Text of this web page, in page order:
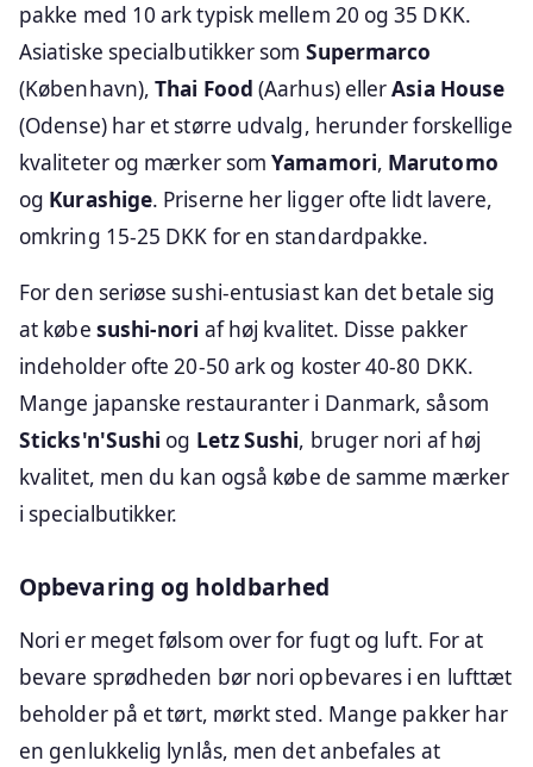
pakke med 10 ark typisk mellem 20 og 35 DKK.
Asiatiske specialbutikker som Supermarco
(København),Thai Food (Aarhus) ellerAsia House
(Odense) har et større udvalg, herunder forskellige
kvaliteter og mærker somYamamori, Marutomo
og Kurashige. Priserne her ligger ofte lidt lavere,
omkring 15-25 DKK for en standardpakke.
For den seriøse sushi-entusiast kan det betale sig
at købe sushi-nori af høj kvalitet. Disse pakker
indeholder ofte 20-50 ark og koster 40-80 DKK.
Mange japanske restauranter i Danmark, såsom
Sticks'n'Sushi og Letz Sushi, bruger nori af høj
kvalitet, men du kan også købe de samme mærker
i specialbutikker.
Opbevaring og holdbarhed
Nori er meget følsom over for fugt og luft. For at
bevare sprødheden bør nori opbevares i en lufttæt
beholder på et tørt, mørkt sted. Mange pakker har
en genlukkelig lynlås, men det anbefales at